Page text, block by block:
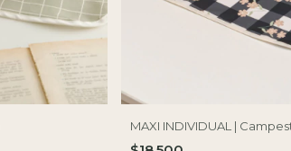
MAXI INDIVIDUAL |